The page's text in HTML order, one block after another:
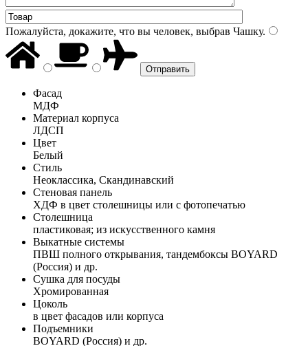
Пожалуйста, докажите, что вы человек, выбрав Чашку.
Фасад
МДФ
Материал корпуса
ЛДСП
Цвет
Белый
Стиль
Неоклассика, Скандинавский
Стеновая панель
ХДФ в цвет столешницы или с фотопечатью
Столешница
пластиковая; из искусственного камня
Выкатные системы
ПВШ полного открывания, тандембоксы BOYARD
(Россия) и др.
Сушка для посуды
Хромированная
Цоколь
в цвет фасадов или корпуса
Подъемники
BOYARD (Россия) и др.